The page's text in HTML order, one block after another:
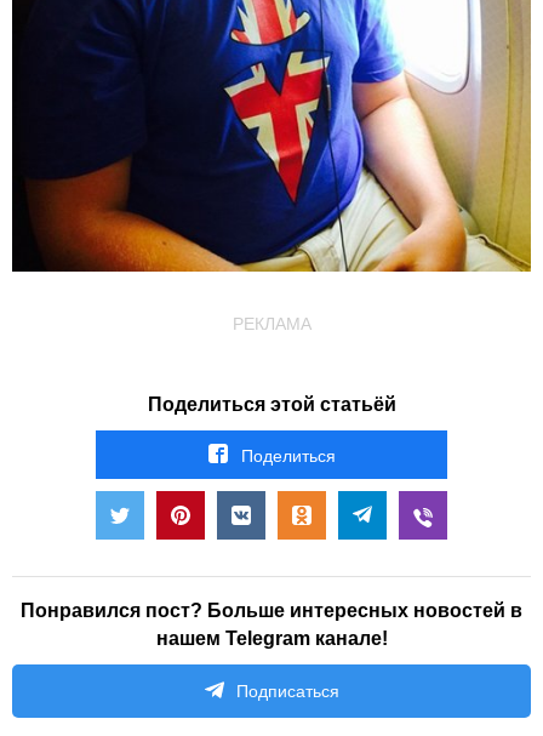
РЕКЛАМА
Поделиться этой статьёй
Поделиться
Понравился пост? Больше интересных новостей в
нашем Telegram канале!
Подписаться